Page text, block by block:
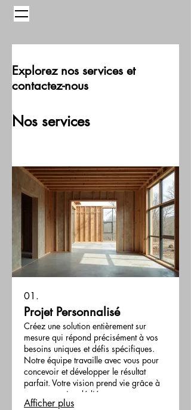
Explorez nos services et
contactez-nous
Nos services
01.
Projet Personnalisé
Créez une solution entièrement sur
mesure qui répond précisément à vos
besoins uniques et défis spécifiques.
Notre équipe travaille avec vous pour
concevoir et développer le résultat
parfait. Votre vision prend vie grâce à
notre expertise dédiée.
Afficher plus